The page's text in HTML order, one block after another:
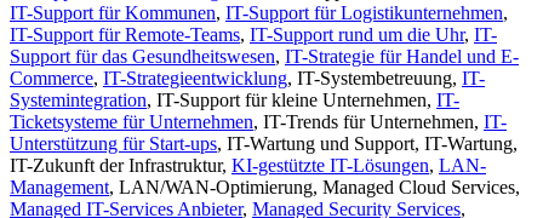
IT-Support für Kommunen, IT-Support für Logistikunternehmen,
IT-Support für Remote-Teams, IT-Support rund um die Uhr, IT-
Support für das Gesundheitswesen, IT-Strategie für Handel und E-
Commerce, IT-Strategieentwicklung, IT-Systembetreuung, IT-
Systemintegration, IT-Support für kleine Unternehmen, IT-
Ticketsysteme für Unternehmen, IT-Trends für Unternehmen, IT-
Unterstützung für Start-ups, IT-Wartung und Support, IT-Wartung,
IT-Zukunft der Infrastruktur, KI-gestützte IT-Lösungen, LAN-
Management, LAN/WAN-Optimierung, Managed Cloud Services,
Managed IT-Services Anbieter, Managed Security Services,